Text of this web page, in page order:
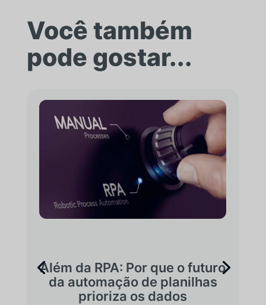
Você também
pode gostar...
Além da RPA: Por que o futuro
da automação de planilhas
prioriza os dados